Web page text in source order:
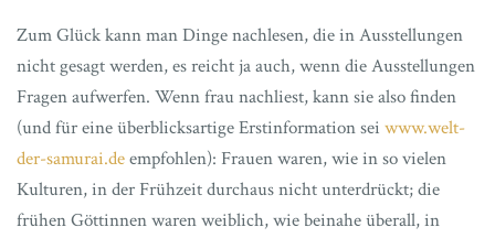
Zum Glück kann man Dinge nachlesen, die in Ausstellungen
nicht gesagt werden, es reicht ja auch, wenn die Ausstellungen
Fragen aufwerfen. Wenn frau nachliest, kann sie also finden
(und für eine überblicksartige Erstinformation sei www.welt-
der-samurai.deempfohlen): Frauen waren, wie in so vielen
Kulturen, in der Frühzeit durchaus nicht unterdrückt; die
frühen Göttinnen waren weiblich, wie beinahe überall, in